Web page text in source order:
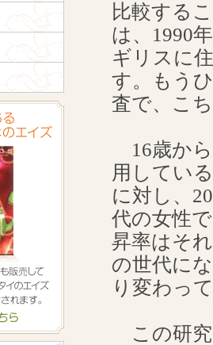
比較する
は、1990
ギリスに
す。もう
査で、こ
16歳から
用してい
に対し、
代の女性
昇率はそ
の世代に
り変わっ
この研究